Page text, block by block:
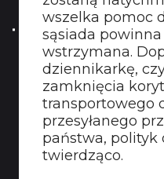
wszelka pomoc
sąsiada
wstrzymana.
dziennikarkę,
zamknięcia
transportowego
przesyłanego
państwa, polityk
twierdząco.